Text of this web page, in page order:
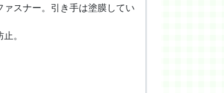
スナー。引き手は塗膜してい
。